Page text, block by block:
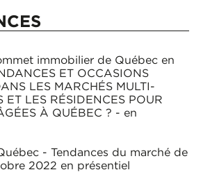
immobilier de Québec en
ET OCCASIONS
LES MARCHÉS MULTI-
ET LES RÉSIDENCES POUR
À QUÉBEC ? - en
- Tendances du marché de
2022 en présentiel